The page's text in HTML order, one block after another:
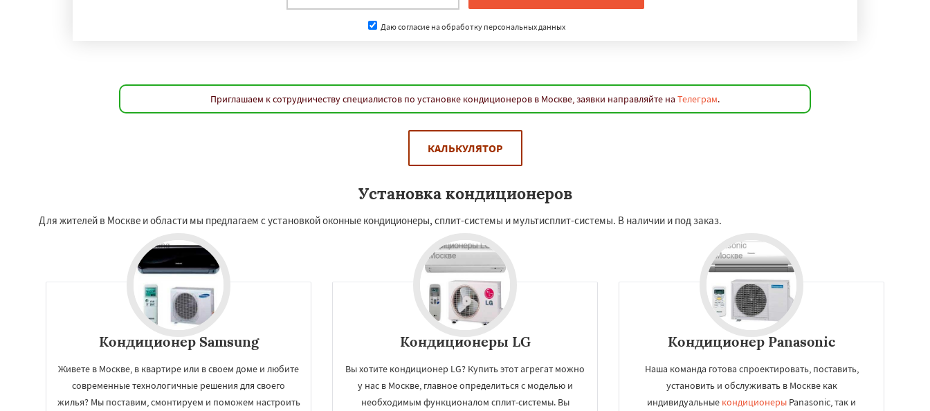
Даю согласие на обработку персональных данных
Приглашаем к сотрудничеству специалистов по установке кондиционеров в Москве, заявки направляйте на Телеграм.
КАЛЬКУЛЯТОР
Установка кондиционеров
Для жителей в Москве и области мы предлагаем с установкой оконные кондиционеры, сплит-системы и мультисплит-системы. В наличии и под заказ.
Кондиционер Samsung
Живете в Москве, в квартире или в своем доме и любите
современные технологичные решения для своего
жилья? Мы поставим, смонтируем и поможем настроить
Кондиционеры LG
Вы хотите кондиционер LG? Купить этот агрегат можно
у нас в Москве, главное определиться с моделью и
необходимым функционалом сплит-системы. Вы
Кондиционер Panasonic
Наша команда готова спроектировать, поставить,
установить и обслуживать в Москве как
индивидуальные кондиционеры Panasonic, так и